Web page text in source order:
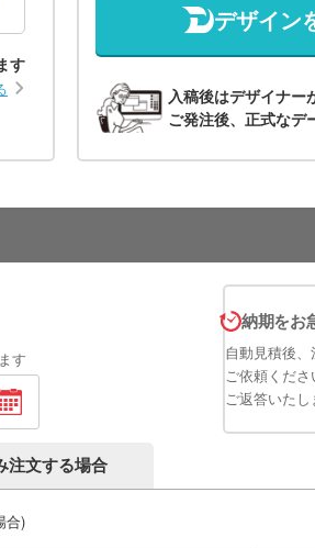
す
デザイン
入稿後はデザイナー
ご発注後、正式なデ
す
納期をお
自動見積後
ご依頼くだ
ご返答いたし
注文する場合
合)